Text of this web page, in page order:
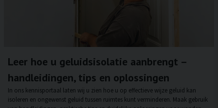
Leer hoe u geluidsisolatie aanbrengt –
handleidingen, tips en oplossingen
In ons kennisportaal laten wij u zien hoe u op effectieve wijze geluid kan
isoleren en ongewenst geluid tussen ruimtes kunt verminderen. Maak gebruik